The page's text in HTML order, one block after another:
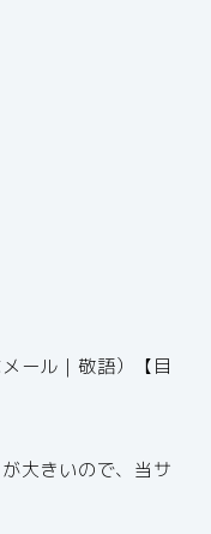
ール｜敬語）【目
大きいので、当サ